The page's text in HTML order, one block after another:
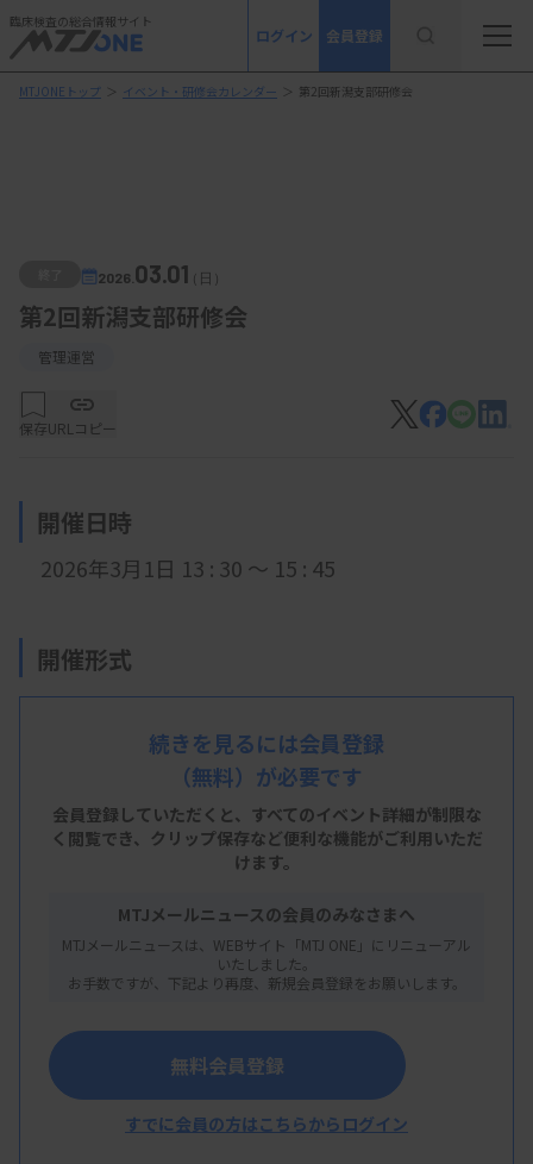
臨床検査の総合情報サイト
ログイン 会員登録
MTJONEトップ ＞ イベント・研修会カレンダー ＞ 第2回新潟支部研修会
2026. 03.01 （日）
第2回新潟支部研修会
管理運営
保存URLコピー
開催日時
2026年3月1日 13 : 30 ～ 15 : 45
開催形式
現地開催
新潟県立がんセンター新潟病院 2階講堂
主 催
新潟県臨床検査技師会
概 要
続きを見るには会員登録
（無料）が必要です
会員登録していただくと、すべてのイベント詳細が制限な
く閲覧でき、 クリップ保存など便利な機能がご利用いただ
けます。
MTJメールニュースの会員のみなさまへ
MTJメールニュースは、WEBサイト「MTJ ONE」にリニューアル
いたしました。
お手数ですが、下記より再度、新規会員登録をお願いします。
無料会員登録
すでに会員の方はこちらからログイン